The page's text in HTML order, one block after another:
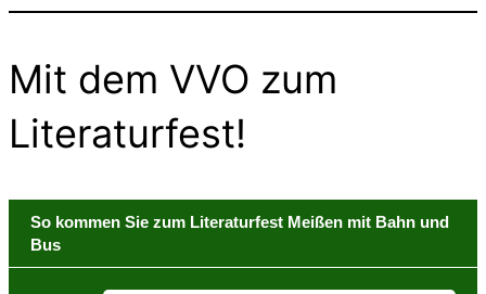
Mit dem VVO zum
Literaturfest!